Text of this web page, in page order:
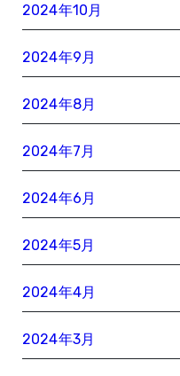
2024年10月
2024年9月
2024年8月
2024年7月
2024年6月
2024年5月
2024年4月
2024年3月